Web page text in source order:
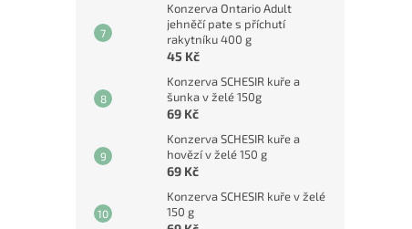
Konzerva Ontario Adult
jehněčí pate s příchutí
rakytníku 400 g
45 Kč
Konzerva SCHESIR kuře a
šunka v želé 150g
69 Kč
Konzerva SCHESIR kuře a
hovězí v želé 150 g
69 Kč
Konzerva SCHESIR kuře v želé
150 g